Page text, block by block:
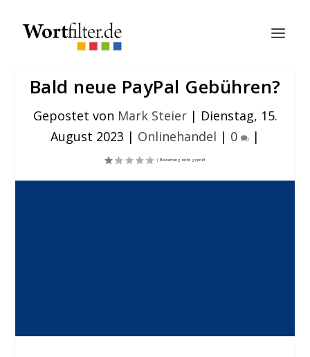
Bald neue PayPal Gebühren?
Gepostet von Mark Steier| Dienstag, 15.
August 2023 | Onlinehandel | 0 |